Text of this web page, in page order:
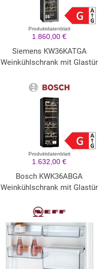
Produktdatenblatt
1.860,00 €
Siemens KW36KATGA
Weinkühlschrank mit Glastür
Produktdatenblatt
1.632,00 €
Bosch KWK36ABGA
Weinkühlschrank mit Glastür